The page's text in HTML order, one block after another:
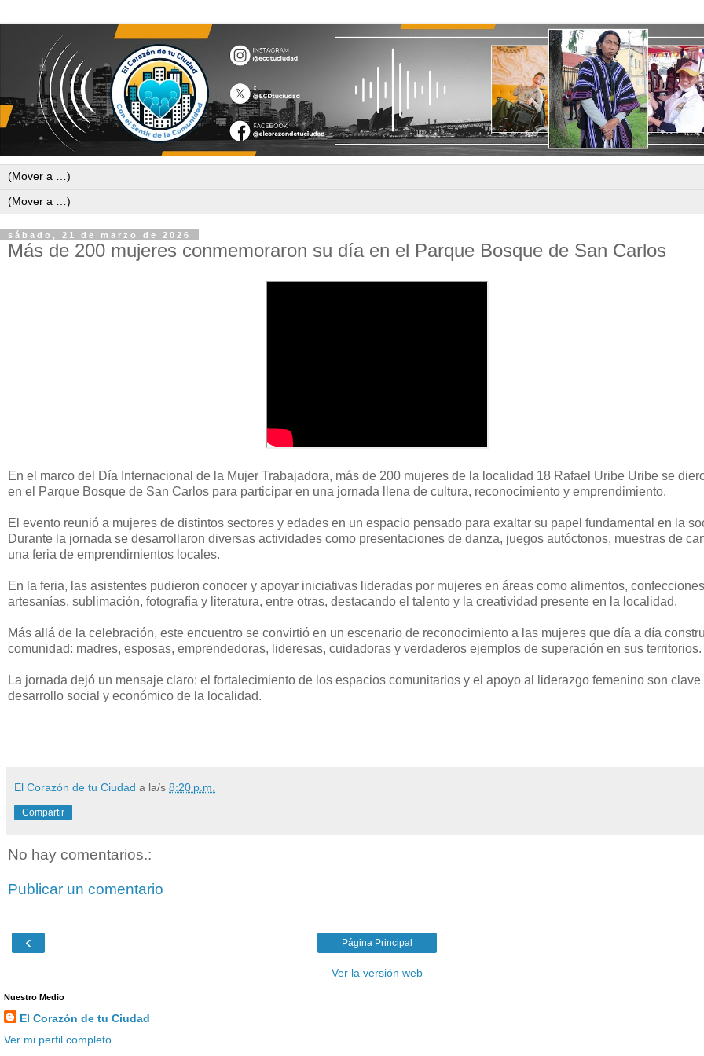
sábado, 21 de marzo de 2026
Más de 200 mujeres conmemoraron su día en el Parque Bosque de San Carlos
En el marco del Día Internacional de la Mujer Trabajadora, más de 200 mujeres de la localidad 18 Rafael Uribe Uribe se
en el Parque Bosque de San Carlos para participar en una jornada llena de cultura, reconocimiento y emprendimiento.
El evento reunió a mujeres de distintos sectores y edades en un espacio pensado para exaltar su papel fundamental en la
Durante la jornada se desarrollaron diversas actividades como presentaciones de danza, juegos autóctonos, muestras de
una feria de emprendimientos locales.
En la feria, las asistentes pudieron conocer y apoyar iniciativas lideradas por mujeres en áreas como alimentos,
artesanías, sublimación, fotografía y literatura, entre otras, destacando el talento y la creatividad presente en la localidad.
Más allá de la celebración, este encuentro se convirtió en un escenario de reconocimiento a las mujeres que día a día
comunidad: madres, esposas, emprendedoras, lideresas, cuidadoras y verdaderos ejemplos de superación en sus territorios.
La jornada dejó un mensaje claro: el fortalecimiento de los espacios comunitarios y el apoyo al liderazgo femenino son clave
desarrollo social y económico de la localidad.
El Corazón de tu Ciudad a la/s 8:20 p.m.
Compartir
No hay comentarios.:
Publicar un comentario
‹ Página Principal
Ver la versión web
Nuestro Medio
El Corazón de tu Ciudad
Ver mi perfil completo